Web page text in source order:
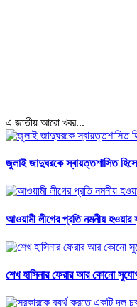
এ জাতীয় আরো খবর...
জুলাই জাদুঘরকে স্বায়ত্তশাসিত
আওয়ামী লীগের প্রতি নমনীয়
শেখ হাসিনার ফেরার আর কোনো